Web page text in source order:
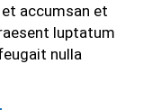
accumsan et
luptatum
nulla